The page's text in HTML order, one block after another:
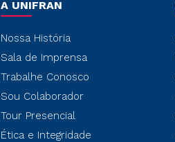
A UNIFRAN
Nossa História
Sala de Imprensa
Trabalhe Conosco
Sou Colaborador
Tour Presencial
Ética e Integridade